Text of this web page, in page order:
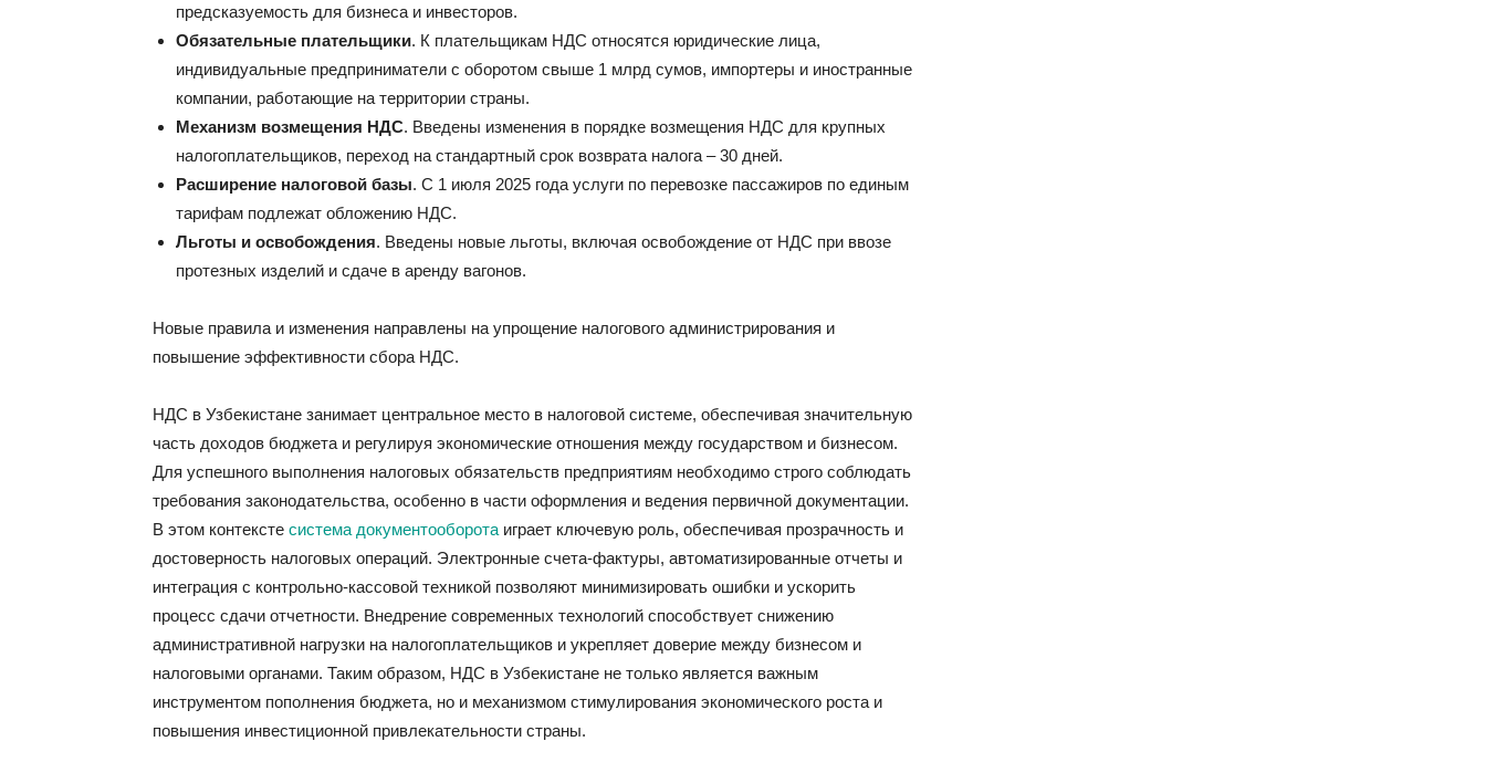
предсказуемость для бизнеса и инвесторов.
Обязательные плательщики. К плательщикам НДС относятся юридические лица,
индивидуальные предприниматели с оборотом свыше 1 млрд сумов, импортеры и иностранные
компании, работающие на территории страны.
Механизм возмещения НДС. Введены изменения в порядке возмещения НДС для крупных
налогоплательщиков, переход на стандартный срок возврата налога – 30 дней.
Расширение налоговой базы. С 1 июля 2025 года услуги по перевозке пассажиров по единым
тарифам подлежат обложению НДС.
Льготы и освобождения. Введены новые льготы, включая освобождение от НДС при ввозе
протезных изделий и сдаче в аренду вагонов.
Новые правила и изменения направлены на упрощение налогового администрирования и
повышение эффективности сбора НДС.
НДС в Узбекистане занимает центральное место в налоговой системе, обеспечивая значительную
часть доходов бюджета и регулируя экономические отношения между государством и бизнесом.
Для успешного выполнения налоговых обязательств предприятиям необходимо строго соблюдать
требования законодательства, особенно в части оформления и ведения первичной документации.
В этом контексте система документооборота играет ключевую роль, обеспечивая прозрачность и
достоверность налоговых операций. Электронные счета-фактуры, автоматизированные отчеты и
интеграция с контрольно-кассовой техникой позволяют минимизировать ошибки и ускорить
процесс сдачи отчетности. Внедрение современных технологий способствует снижению
административной нагрузки на налогоплательщиков и укрепляет доверие между бизнесом и
налоговыми органами. Таким образом, НДС в Узбекистане не только является важным
инструментом пополнения бюджета, но и механизмом стимулирования экономического роста и
повышения инвестиционной привлекательности страны.